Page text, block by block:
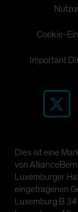
Cookie-
Important
Dies ist eine
von
Luxemburger
eingetragenen
Luxemburg B